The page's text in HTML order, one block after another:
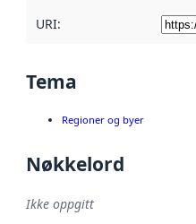
URI:
Tema
Regioner og byer
Nøkkelord
Ikke oppgitt